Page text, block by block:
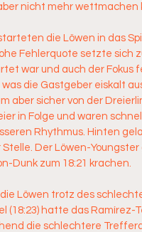
nicht mehr wettmachen
die Löwen in das
Fehlerquote setzte sich
war und auch der Fokus
die Gastgeber eiskalt
aber sicher von der
in Folge und waren
Rhythmus. Hinten
Der Löwen-
Dunk zum 18:21 krachen.
Löwen trotz des
(18:23) hatte das
die schlechtere